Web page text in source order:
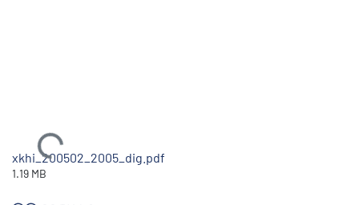
Ladataan...
xkhi_200502_2005_dig.pdf
1.19 MB